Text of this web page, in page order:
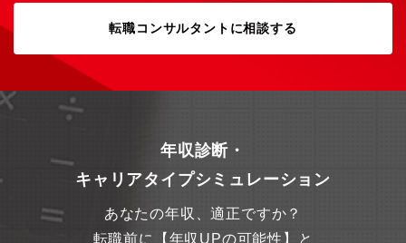
転職コンサルタントに相談する
年収診断・
キャリアタイプシミュレーション
あなたの年収、適正ですか？
転職前に【年収UPの可能性】と